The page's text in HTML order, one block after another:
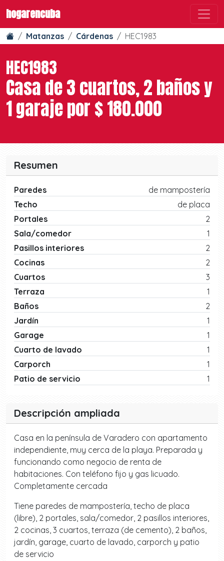
hogarencuba
Matanzas Cárdenas HEC1983
HEC1983
Casa de 3 cuartos, 2 baños y
1 garaje por $ 180.000
Resumen
Paredes
de mampostería
Techo
de placa
Portales
2
Sala/comedor
1
Pasillos interiores
2
Cocinas
2
Cuartos
3
Terraza
1
Baños
2
Jardín
1
Garage
1
Cuarto de lavado
1
Carporch
1
Patio de servicio
1
Descripción ampliada
Casa en la península de Varadero con apartamento
independiente, muy cerca de la playa. Preparada y
funcionando como negocio de renta de
habitaciones. Con teléfono fijo y gas licuado.
Completamente cercada
Tiene paredes de mampostería, techo de placa
(libre), 2 portales, sala/comedor, 2 pasillos interiores,
2 cocinas, 3 cuartos, terraza (de cemento), 2 baños,
jardín, garage, cuarto de lavado, carporch y patio
de servicio